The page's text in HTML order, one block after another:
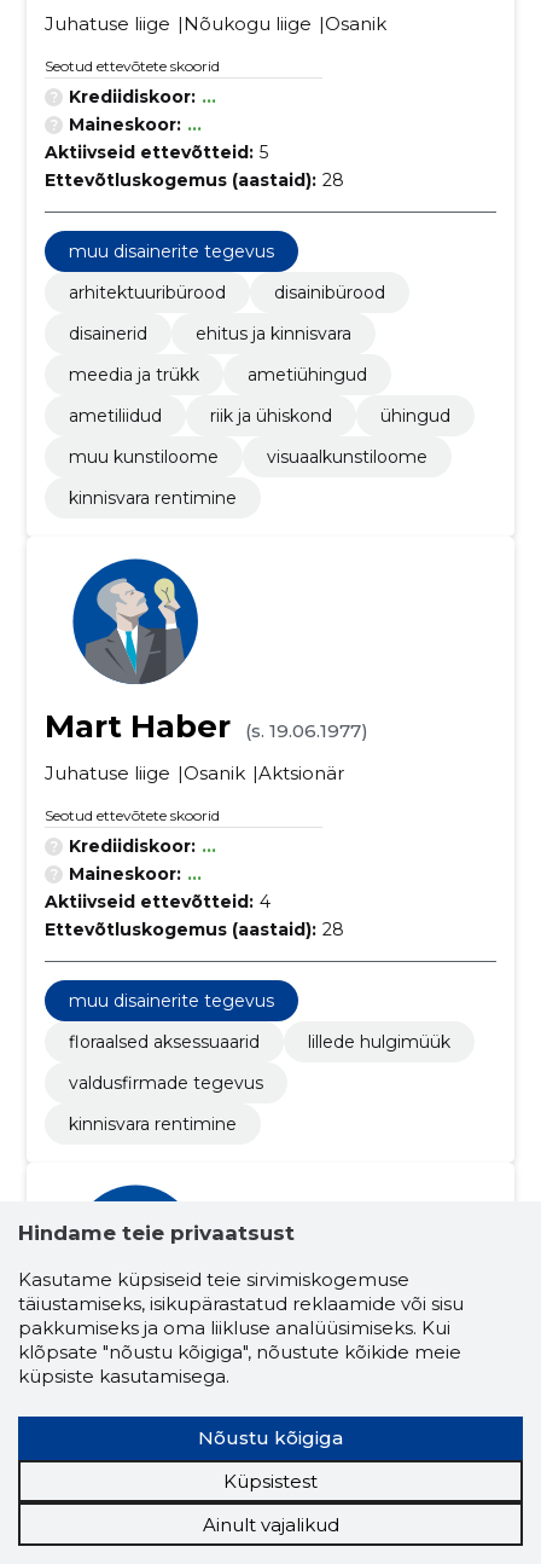
Juhatuse liige
Nõukogu liige Osanik
Seotud ettevõtete skoorid
Krediidiskoor: ...
Maineskoor: ...
Aktiivseid ettevõtteid: 5
Ettevõtluskogemus (aastaid): 28
muu disainerite tegevus
arhitektuuribürood
disainibürood
disainerid
ehitus ja kinnisvara
meedia ja trükk
ametiühingud
ametiliidud
riik ja ühiskond
ühingud
muu kunstiloome
visuaalkunstiloome
kinnisvara rentimine
Mart Haber
(s. 19.06.1977)
Juhatuse liige
Osanik Aktsionär
Seotud ettevõtete skoorid
Krediidiskoor: ...
Maineskoor: ...
Aktiivseid ettevõtteid: 4
Ettevõtluskogemus (aastaid): 28
muu disainerite tegevus
floraalsed aksessuaarid
lillede hulgimüük
valdusfirmade tegevus
kinnisvara rentimine
Stanislav Novoseltsev
(s.
Osanik
...
Maineskoor: ...
Hindame teie privaatsust
Kasutame küpsiseid teie sirvimiskogemuse
täiustamiseks, isikupärastatud reklaamide või sisu
pakkumiseks ja oma liikluse analüüsimiseks. Kui
klõpsate "nõustu kõigiga", nõustute kõikide meie
küpsiste kasutamisega.
Nõustu kõigiga
Küpsistest
Ainult vajalikud